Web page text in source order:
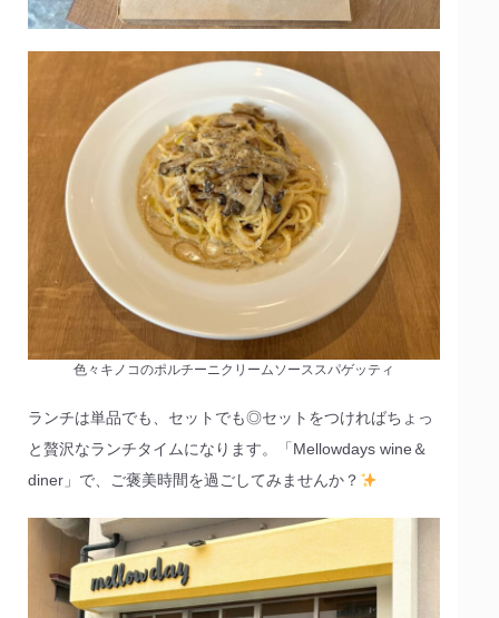
色々キノコのポルチーニクリームソーススパゲッティ
ランチは単品でも、セットでも◎セットをつければちょっ
と贅沢なランチタイムになります。「Mellowdays wine＆
diner」で、ご褒美時間を過ごしてみませんか？